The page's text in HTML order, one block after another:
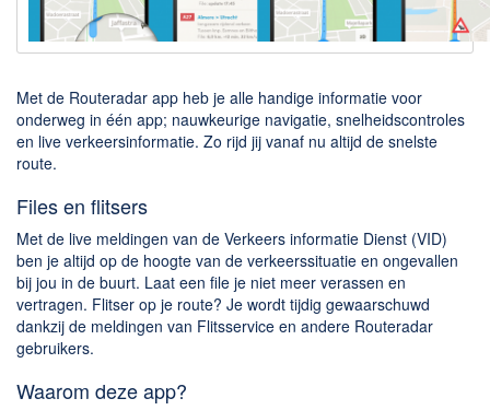
BitTorrent Clients
Nieuwslezers (Downloaden via usenet)
Onderhoud & Veiligheid
Computer opschonen
Veilig online
Productiviteit
Adresboek en contacten
Planning en organisatie
Tekst en Administratie
Overige
Met de Routeradar app heb je alle handige informatie voor
onderweg in één app; nauwkeurige navigatie, snelheidscontroles
en live verkeersinformatie. Zo rijd jij vanaf nu altijd de snelste
route.
Files en flitsers
Met de live meldingen van de Verkeers informatie Dienst (VID)
ben je altijd op de hoogte van de verkeerssituatie en ongevallen
bij jou in de buurt. Laat een file je niet meer verassen en
vertragen. Flitser op je route? Je wordt tijdig gewaarschuwd
dankzij de meldingen van Flitsservice en andere Routeradar
gebruikers.
Waarom deze app?